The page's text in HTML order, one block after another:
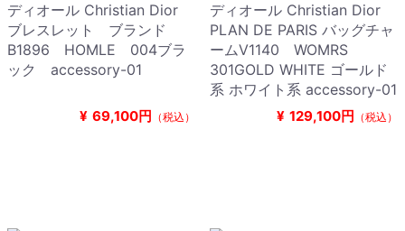
ディオール Christian Dior
ブレスレット ブランド
B1896 HOMLE 004ブラ
ック accessory-01
¥ 69,100円 （税込）
ディオール Christian Dior
PLAN DE PARIS バッグチャ
ームV1140 WOMRS
301GOLD WHITE ゴールド
系 ホワイト系 accessory-01
¥ 129,100円 （税込）